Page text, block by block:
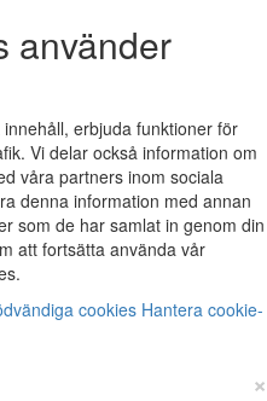
använder
erbjuda funktioner för
Vi delar också information om
våra partners inom sociala
denna information med annan
som de har samlat in genom din
att fortsätta använda vår
cookies Hantera cookie-
×